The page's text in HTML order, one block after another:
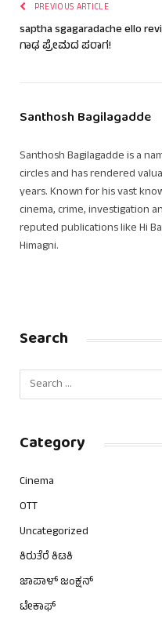
PREVIOUS ARTICLE
saptha sgagaradache ello
ಗಾಢ ಪ್ರೇಮದ ಪರಾಗ!
Santhosh Bagilagadde
Santhosh Bagilagadde is a
circles and has rendered
years. Known for his vast
cinema, crime, investigation
reputed publications like Hi
Himagni.
Search
Category
Cinema
OTT
Uncategorized
ಕಿರುತೆರೆ ಕಿಟಕಿ
ಜಾಪಾಳ್ ಜಂಕ್ಷನ್
ಟೇಕಾಫ್